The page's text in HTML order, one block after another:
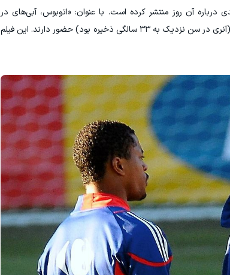
باقی مانده، نتفلیکس مستندی درباره آن روز منتشر کرده است. با عنوان: «اتوبوس، آبی‌های در
اعتصاب». فیلمی که در آن دومنک و پاتریس اورا، کاپیتان تیم ملی در آن مسابقات (آنری در سن نزدیک به ۳۳ سالگی ذخیره بود) حضور دارند. این فیلم